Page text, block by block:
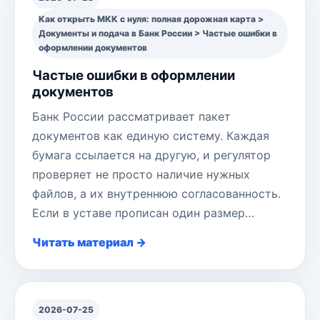
Как открыть МКК с нуля: полная дорожная карта >
Документы и подача в Банк России > Частые ошибки в
оформлении документов
Частые ошибки в оформлении
документов
Банк России рассматривает пакет
документов как единую систему. Каждая
бумага ссылается на другую, и регулятор
проверяет не просто наличие нужных
файлов, а их внутреннюю согласованность.
Если в уставе прописан один размер…
Читать материал →
2026-07-25